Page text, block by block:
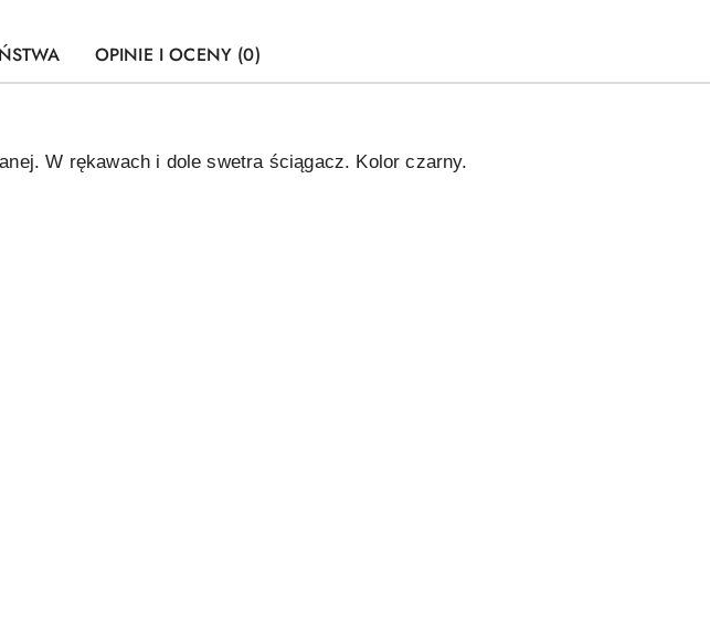
OPINIE I OCENY (0)
W rękawach i dole swetra ściągacz. Kolor czarny.